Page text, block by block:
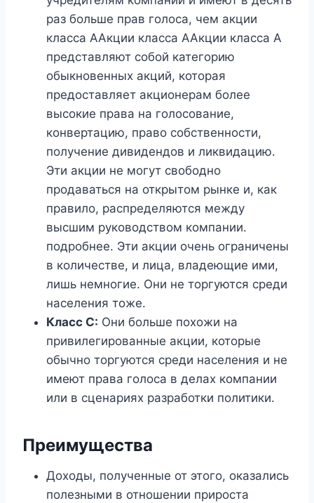
раз больше прав голоса, чем акции
класса ААкции класса ААкции класса А
представляют собой категорию
обыкновенных акций, которая
предоставляет акционерам более
высокие права на голосование,
конвертацию, право собственности,
получение дивидендов и ликвидацию.
Эти акции не могут свободно
продаваться на открытом рынке и, как
правило, распределяются между
высшим руководством компании.
подробнее. Эти акции очень ограничены
в количестве, и лица, владеющие ими,
лишь немногие. Они не торгуются среди
населения тоже.
Класс С: Они больше похожи на
привилегированные акции, которые
обычно торгуются среди населения и не
имеют права голоса в делах компании
или в сценариях разработки политики.
Преимущества
Доходы, полученные от этого, оказались
полезными в отношении прироста